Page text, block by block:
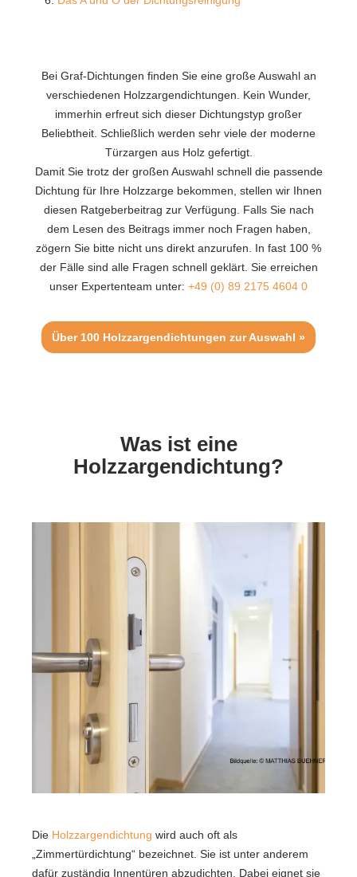
Bei Graf-Dichtungen finden Sie eine große Auswahl an
verschiedenen Holzzargendichtungen. Kein Wunder,
immerhin erfreut sich dieser Dichtungstyp großer
Beliebtheit. Schließlich werden sehr viele der moderne
Türzargen aus Holz gefertigt.
Damit Sie trotz der großen Auswahl schnell die passende
Dichtung für Ihre Holzzarge bekommen, stellen wir Ihnen
diesen Ratgeberbeitrag zur Verfügung. Falls Sie nach
dem Lesen des Beitrags immer noch Fragen haben,
zögern Sie bitte nicht uns direkt anzurufen. In fast 100 %
der Fälle sind alle Fragen schnell geklärt. Sie erreichen
unser Expertenteam unter: +49 (0) 89 2175 4604 0
Über 100 Holzzargendichtungen zur Auswahl »
Was ist eine
Holzzargendichtung?
Die Holzzargendichtung wird auch oft als
„Zimmertürdichtung“ bezeichnet. Sie ist unter anderem
dafür zuständig Innentüren abzudichten. Dabei eignet sie